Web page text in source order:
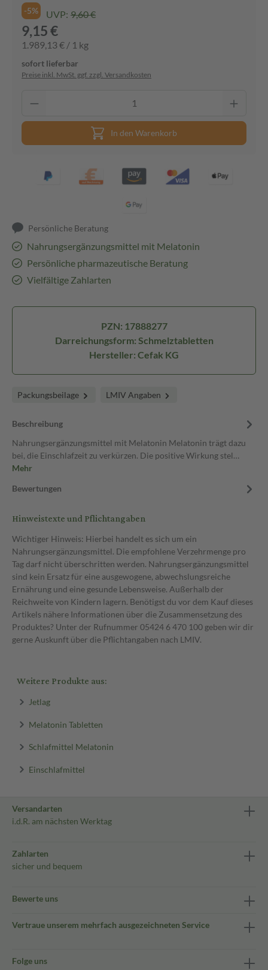
-5% UVP: 9,60 €
9,15 €
1.989,13 € / 1 kg
sofort lieferbar
Preise inkl. MwSt. ggf. zzgl. Versandkosten
In den Warenkorb
Persönliche Beratung
Nahrungsergänzungsmittel mit Melatonin
Persönliche pharmazeutische Beratung
Vielfältige Zahlarten
PZN: 17888277
Darreichungsform: Schmelztabletten
Hersteller: Cefak KG
Packungsbeilage LMIV Angaben
Beschreibung
Nahrungsergänzungsmittel mit Melatonin Melatonin trägt dazu
bei, die Einschlafzeit zu verkürzen. Die positive Wirkung stel…
Mehr
Bewertungen
Hinweistexte und Pflichtangaben
Wichtiger Hinweis: Hierbei handelt es sich um ein
Nahrungsergänzungsmittel. Die empfohlene Verzehrmenge pro
Tag darf nicht überschritten werden. Nahrungsergänzungsmittel
sind kein Ersatz für eine ausgewogene, abwechslungsreiche
Ernährung und eine gesunde Lebensweise. Außerhalb der
Reichweite von Kindern lagern. Benötigst du vor dem Kauf dieses
Artikels nähere Informationen über die Zusammensetzung des
Produktes? Unter der Rufnummer 05424 6 470 100 geben wir dir
gerne Auskunft über die Pflichtangaben nach LMIV.
Weitere Produkte aus:
Jetlag
Melatonin Tabletten
Schlafmittel Melatonin
Einschlafmittel
Versandarten
i.d.R. am nächsten Werktag
Zahlarten
sicher und bequem
Bewerte uns
Vertraue unserem mehrfach ausgezeichneten Service
Folge uns